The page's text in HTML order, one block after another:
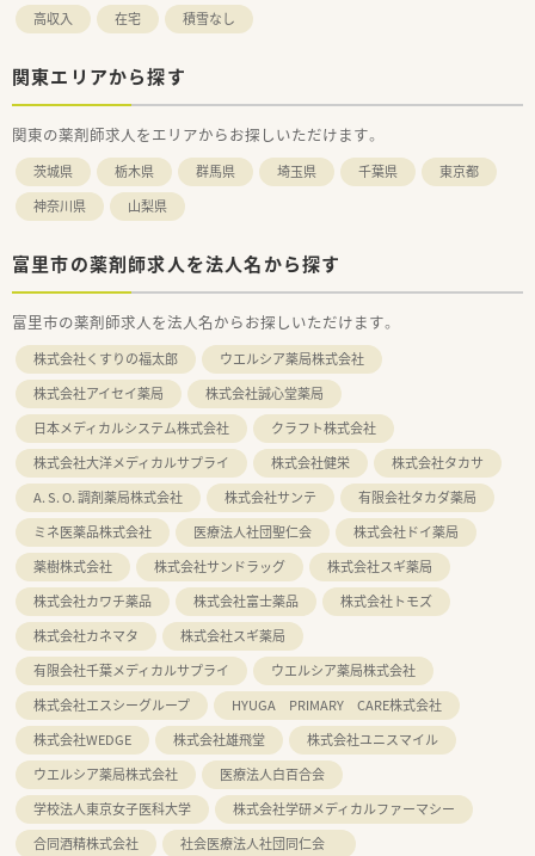
高収入
在宅 積雪なし
関東エリアから探す
関東の薬剤師求人をエリアからお探しいただけます。
茨城県 栃木県 群馬県 埼玉県 千葉県
東京都
神奈川県
山梨県
富里市の薬剤師求人を法人名から探す
富里市の薬剤師求人を法人名からお探しいただけます。
株式会社くすりの福太郎
ウエルシア薬局株式会社
株式会社アイセイ薬局
株式会社誠心堂薬局
日本メディカルシステム株式会社
クラフト株式会社
株式会社大洋メディカルサプライ
株式会社健栄
株式会社タカサ
A. S. O. 調剤薬局株式会社
株式会社サンテ
有限会社タカダ薬局
ミネ医薬品株式会社
医療法人社団聖仁会
株式会社ドイ薬局
薬樹株式会社
株式会社サンドラッグ
株式会社スギ薬局
株式会社カワチ薬品
株式会社富士薬品
株式会社トモズ
株式会社カネマタ
株式会社スギ薬局
有限会社千葉メディカルサプライ
ウエルシア薬局株式会社
株式会社エスシーグループ
HYUGA PRIMARY CARE株式会社
株式会社WEDGE
株式会社雄飛堂
株式会社ユニスマイル
ウエルシア薬局株式会社
医療法人白百合会
学校法人東京女子医科大学
株式会社学研メディカルファーマシー
合同酒精株式会社
社会医療法人社団同仁会